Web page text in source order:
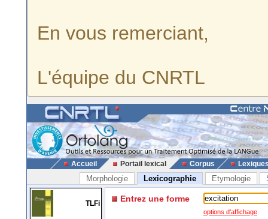
En vous remerciant,
L'équipe du CNRTL
Accueil Portail lexical Corpus
Morphologie Lexicographie Etymologie
TLFi Entrez une forme
options d'affichage